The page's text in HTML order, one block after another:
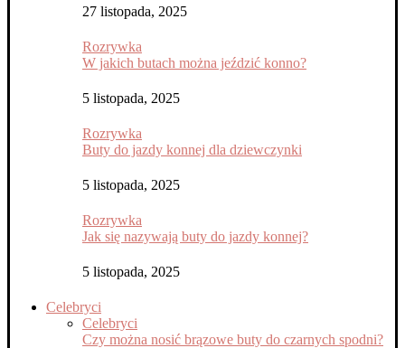
27 listopada, 2025
Rozrywka
W jakich butach można jeździć konno?
5 listopada, 2025
Rozrywka
Buty do jazdy konnej dla dziewczynki
5 listopada, 2025
Rozrywka
Jak się nazywają buty do jazdy konnej?
5 listopada, 2025
Celebryci
Celebryci
Czy można nosić brązowe buty do czarnych spodni?